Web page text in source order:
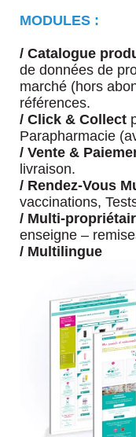
MODULES :
/ Catalogue
de données de
marché (hors
références.
/ Click & Collect
Parapharmacie
/ Vente &
livraison.
/ Rendez-Vous
vaccinations,
/ Multi-
enseigne –
/ Multilingue